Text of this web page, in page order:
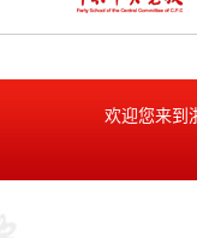
欢迎您来到